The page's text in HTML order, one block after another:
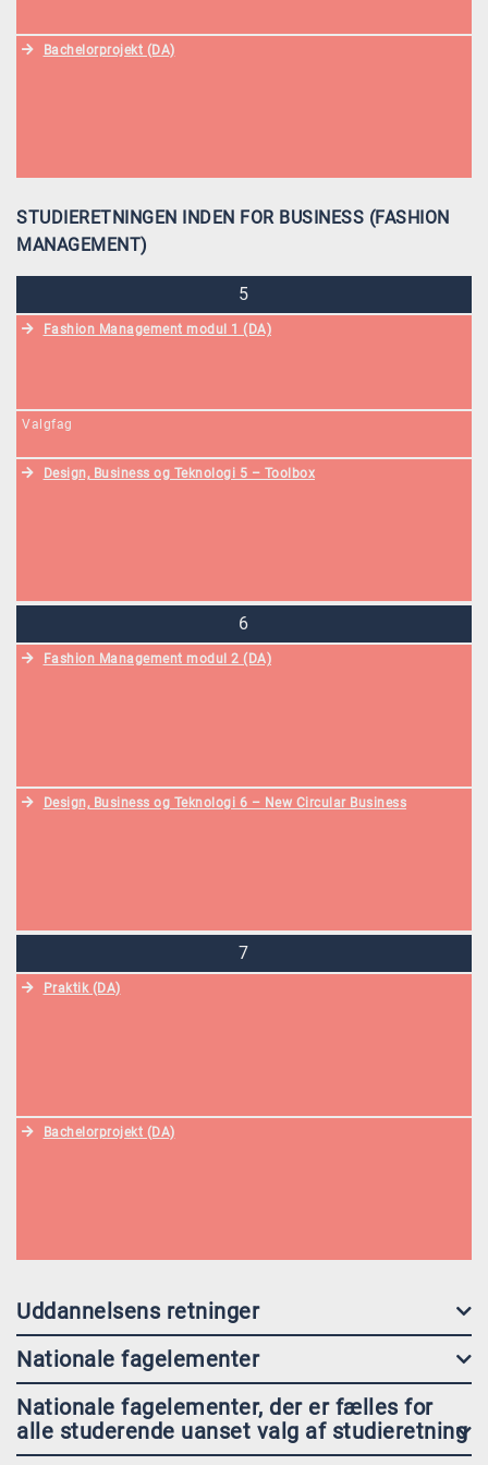
Bachelorprojekt (DA)
STUDIERETNINGEN INDEN FOR BUSINESS (FASHION
MANAGEMENT)
5
Fashion Management modul 1 (DA)
Valgfag
Design, Business og Teknologi 5 – Toolbox
6
Fashion Management modul 2 (DA)
Design, Business og Teknologi 6 – New Circular Business
7
Praktik (DA)
Bachelorprojekt (DA)
Uddannelsens retninger
Nationale fagelementer
Nationale fagelementer, der er fælles for
alle studerende uanset valg af studieretning